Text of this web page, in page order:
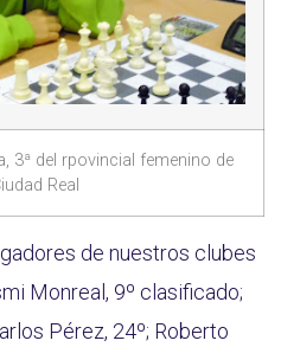
3ª del rpovincial femenino de
Real
de nuestros clubes
Monreal, 9º clasificado;
Pérez, 24º; Roberto